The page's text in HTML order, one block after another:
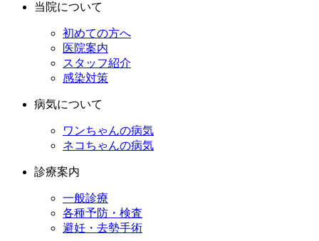
当院について
初めての方へ
医院案内
スタッフ紹介
感染対策
病気について
ワンちゃんの病気
ネコちゃんの病気
診療案内
一般診療
各種予防・検査
避妊・去勢手術